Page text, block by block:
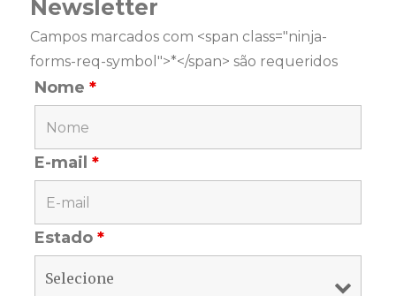
Newsletter
Campos marcados com <span class="ninja-
forms-req-symbol">*</span> são requeridos
Nome*
E-mail*
Estado*